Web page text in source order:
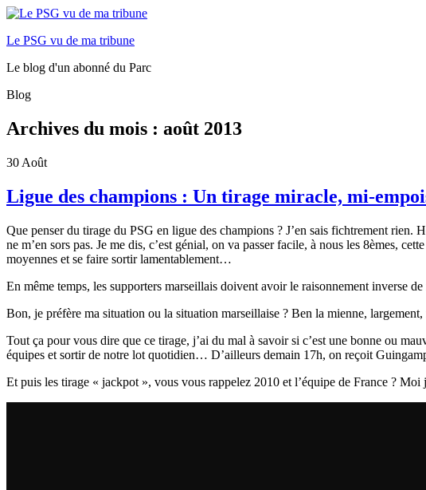
Le PSG vu de ma tribune
Le blog d'un abonné du Parc
Blog
Archives du mois : août 2013
30 Août
Ligue des champions : Un tirage miracle, mi-
Que penser du tirage du PSG en ligue des champions ? J’en sais fichtrement
ne m’en sors pas. Je me dis, c’est génial, on va passer facile, à nous les 8èmes,
moyennes et se faire sortir lamentablement…
En même temps, les supporters marseillais doivent avoir le raisonnement inverse
Bon, je préfère ma situation ou la situation marseillaise ? Ben la mienne,
Tout ça pour vous dire que ce tirage, j’ai du mal à savoir si c’est une bonne ou
équipes et sortir de notre lot quotidien… D’ailleurs demain 17h, on reçoit
Et puis les tirage « jackpot », vous vous rappelez 2010 et l’équipe de France ?